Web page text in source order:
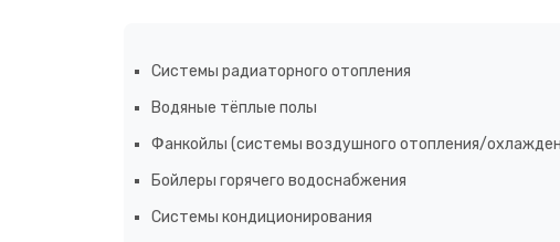
Системы радиаторного отопления
Водяные тёплые полы
Фанкойлы (системы воздушного отопления/
Бойлеры горячего водоснабжения
Системы кондиционирования